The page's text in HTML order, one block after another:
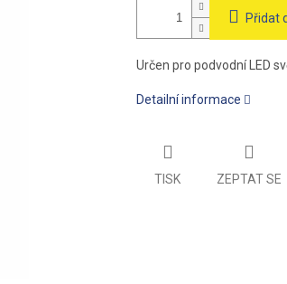
Přidat
Určen pro podvodní LED
Detailní informace
TISK ZEPTAT SE